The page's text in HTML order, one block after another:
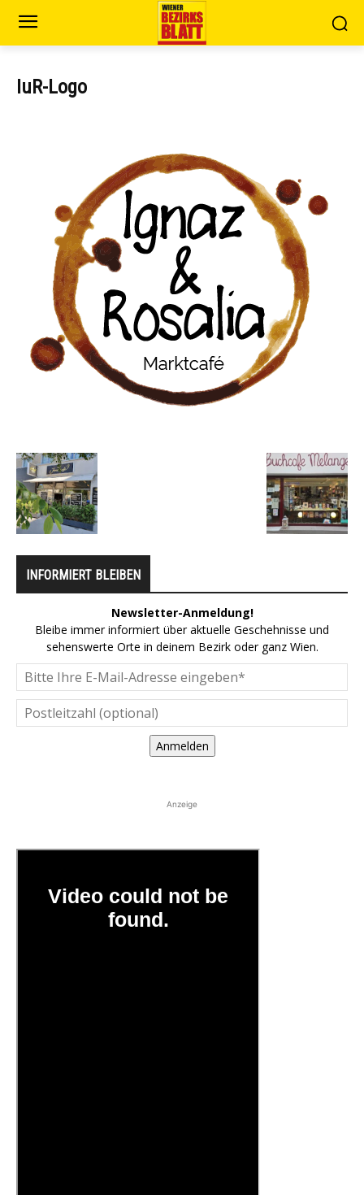
IuR-Logo
INFORMIERT BLEIBEN
Newsletter-Anmeldung!
Bleibe immer informiert über aktuelle Geschehnisse und
sehenswerte Orte in deinem Bezirk oder ganz Wien.
Anmelden
Anzeige